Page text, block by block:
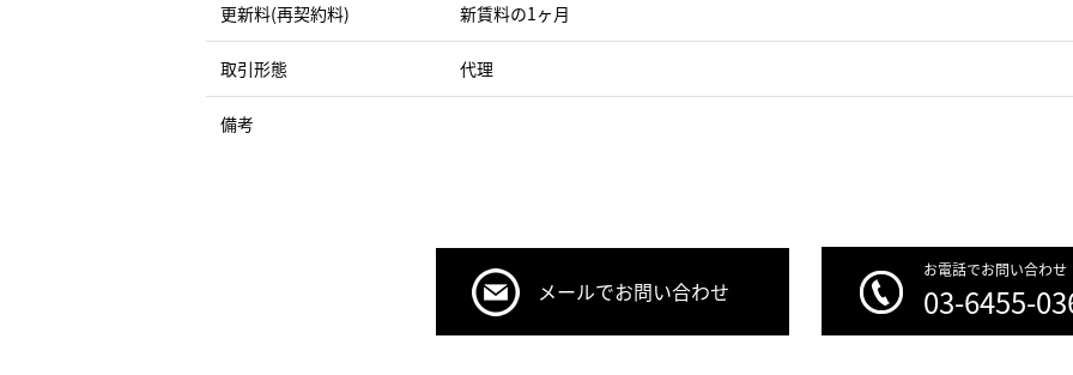
更新料(再契約料) 新賃料の1ヶ月
取引形態 代理
備考
メールでお問い合わせ
お電話でお問い合わせ
03-6455-